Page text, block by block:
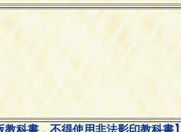
科書，不得使用非法影印教科書】